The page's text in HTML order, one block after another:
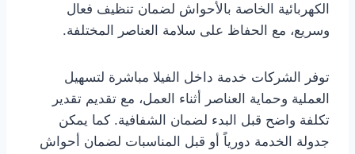
الكهربائية الخاصة بالأحواش لضمان تنظيف فعال
وسريع، مع الحفاظ على سلامة العناصر المختلفة.
توفر الشركات خدمة داخل الفيلا مباشرة لتسهيل
العملية وحماية العناصر أثناء العمل، مع تقديم تقدير
تكلفة واضح قبل البدء لضمان الشفافية. كما يمكن
جدولة الخدمة دورياً أو قبل المناسبات لضمان أحواش